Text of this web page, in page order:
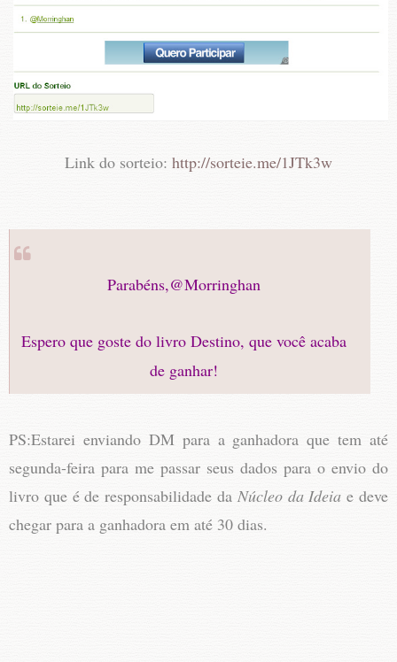
Link do sorteio: http://sorteie.me/1JTk3w
Parabéns,@Morringhan
Espero que goste do livro Destino, que você acaba
de ganhar!
PS:Estarei enviando DM para a ganhadora que tem até
segunda-feira para me passar seus dados para o envio do
livro que é de responsabilidade da Núcleo da Ideia e deve
chegar para a ganhadora em até 30 dias.